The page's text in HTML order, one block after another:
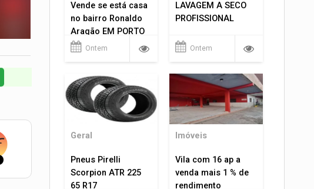
Vende se está casa
no bairro Ronaldo
Aragão EM PORTO
VELHO RO.
Ontem
LAVAGEM A SECO
PROFISSIONAL
Ontem
Geral
Pneus Pirelli
Scorpion ATR 225
65 R17
Imóveis
Vila com 16 ap a
venda mais 1 % de
rendimento